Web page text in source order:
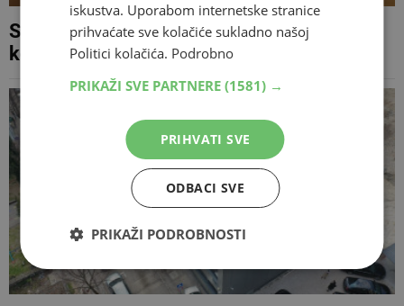
Stranke do 5. kolovoza trebaju predati
kompenzacijske liste za Opće izbore
iskustva. Uporabom internetske stranice
prihvaćate sve kolačiće sukladno našoj
Politici kolačića. Podrobno
PRIKAŽI SVE PARTNERE (1581) →
PRIHVATI SVE
ODBACI SVE
PRIKAŽI PODROBNOSTI